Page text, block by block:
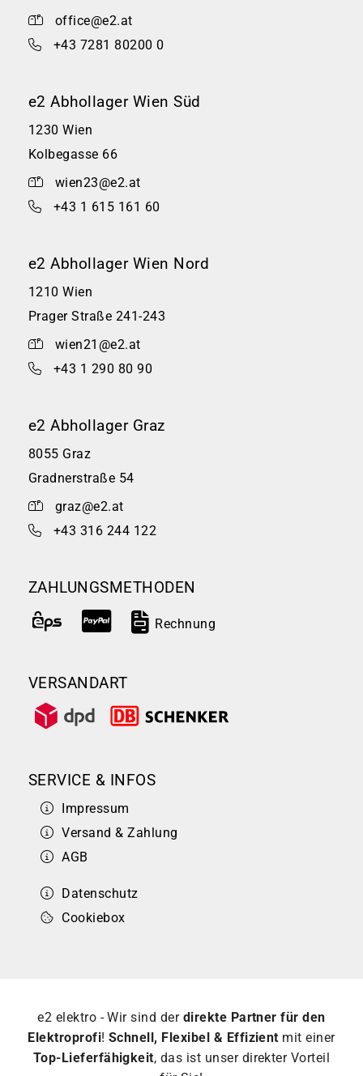
office@e2.at
+43 7281 80200 0
e2 Abhollager Wien Süd
1230 Wien
Kolbegasse 66
wien23@e2.at
+43 1 615 161 60
e2 Abhollager Wien Nord
1210 Wien
Prager Straße 241-243
wien21@e2.at
+43 1 290 80 90
e2 Abhollager Graz
8055 Graz
Gradnerstraße 54
graz@e2.at
+43 316 244 122
ZAHLUNGSMETHODEN
Rechnung
VERSANDART
SERVICE & INFOS
Impressum
Versand & Zahlung
AGB
Datenschutz
Cookiebox
e2 elektro - Wir sind der direkte Partner für den
Elektroprofi! Schnell, Flexibel & Effizient mit einer
Top-Lieferfähigkeit, das ist unser direkter Vorteil